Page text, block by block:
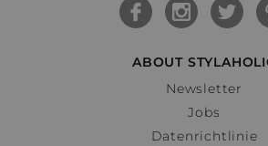
ABOUT
Newsletter
Jobs
Datenrichtlinie